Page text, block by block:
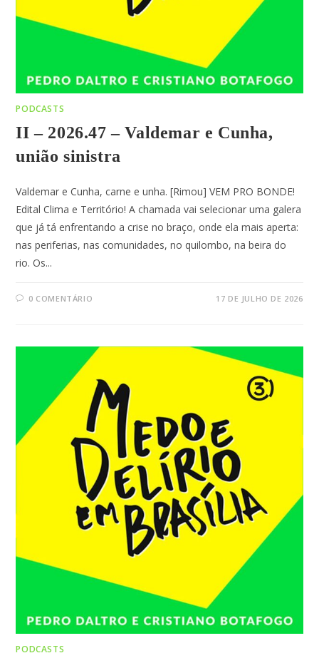
PODCASTS
II – 2026.47 – Valdemar e Cunha,
união sinistra
Valdemar e Cunha, carne e unha. [Rimou] VEM PRO BONDE!
Edital Clima e Território! A chamada vai selecionar uma galera
que já tá enfrentando a crise no braço, onde ela mais aperta:
nas periferias, nas comunidades, no quilombo, na beira do
rio. Os...
0 COMENTÁRIO 17 DE JULHO DE 2026
PODCASTS